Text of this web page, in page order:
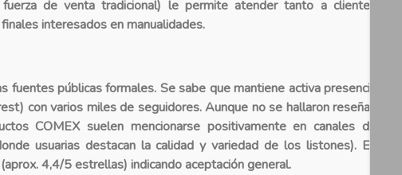
de venta tradicional) le permite atender tanto a clientes
interesados en manualidades.
fuentes públicas formales. Se sabe quemantiene activa presencia
con varios miles de seguidores. Aunque no se hallaron reseñas
COMEX suelen mencionarse positivamente en canales de
usuarias destacan la calidad y variedad de los listones). En
4,4/5 estrellas) indicando aceptación general.